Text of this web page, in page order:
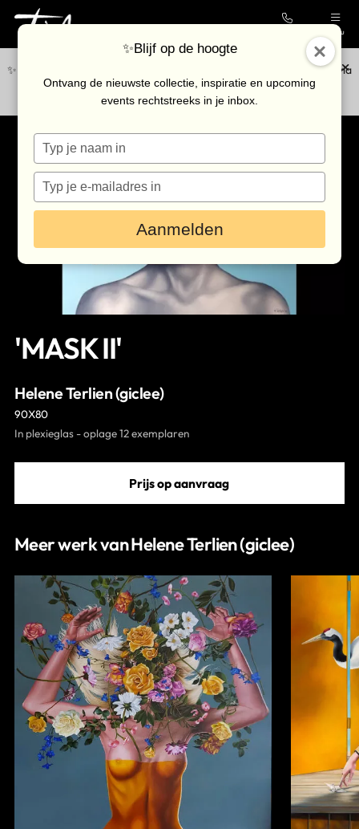
Menu
✨Blijf op de hoogte van de nieuwste collectie en upcoming events via
onze nieuwsbrief
Collectie
Galerie
Kunstenaars
Outlet
Bezoek de galerie
Inkoop
Eventlocatie
Nieuws & agenda
'MASK II'
Helene Terlien (giclee)
90X80
In plexieglas - oplage 12 exemplaren
Prijs op aanvraag
Meer werk van Helene Terlien (giclee)
✨Blijf op de hoogte
Ontvang de nieuwste collectie, inspiratie en upcoming
events rechtstreeks in je inbox.
Typ
je
naam
Typ
je
e-
in
Aanmelden